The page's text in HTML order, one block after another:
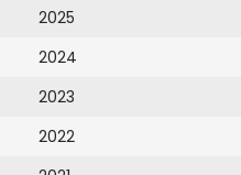
2025
2024
2023
2022